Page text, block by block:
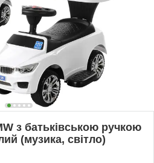
з батьківською ручкою
(музика, світло)